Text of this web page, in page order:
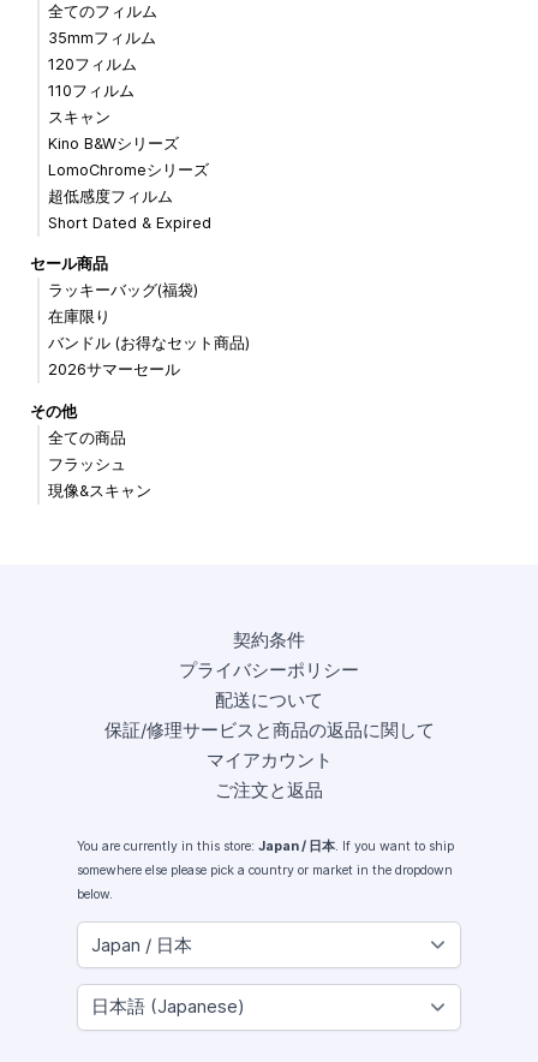
全てのフィルム
35mmフィルム
120フィルム
110フィルム
スキャン
Kino B&Wシリーズ
LomoChromeシリーズ
超低感度フィルム
Short Dated & Expired
セール商品
ラッキーバッグ(福袋)
在庫限り
バンドル (お得なセット商品)
2026サマーセール
その他
全ての商品
フラッシュ
現像&スキャン
契約条件
プライバシーポリシー
配送について
保証/修理サービスと商品の返品に関して
マイアカウント
ご注文と返品
You are currently in this store: Japan / 日本. If you want to ship
somewhere else please pick a country or market in the dropdown
below.